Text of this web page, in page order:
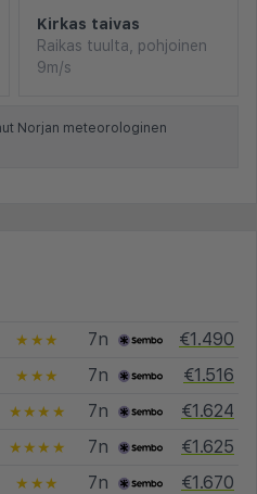
Kirkas taivas
Raikas tuulta, pohjoinen
9m/s
Norjan meteorologinen
★★★ 7n
€1.490
★★★ 7n
€1.516
★★★★ 7n
€1.624
★★★★ 7n
€1.625
★★★ 7n
€1.670